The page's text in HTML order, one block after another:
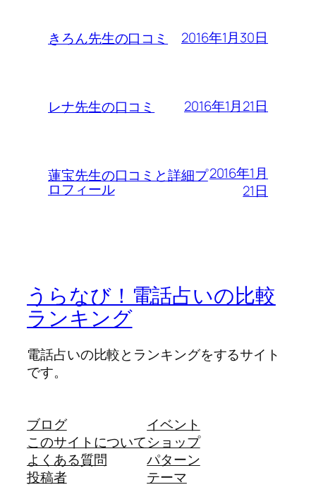
きろん先生の口コミ 2016年1月30日
レナ先生の口コミ 2016年1月21日
蓮宝先生の口コミと詳細プ
ロフィール
2016年1月
21日
うらなび！電話占いの比較
ランキング
電話占いの比較とランキングをするサイト
です。
ブログ
このサイトについて
よくある質問
投稿者
イベント
ショップ
パターン
テーマ